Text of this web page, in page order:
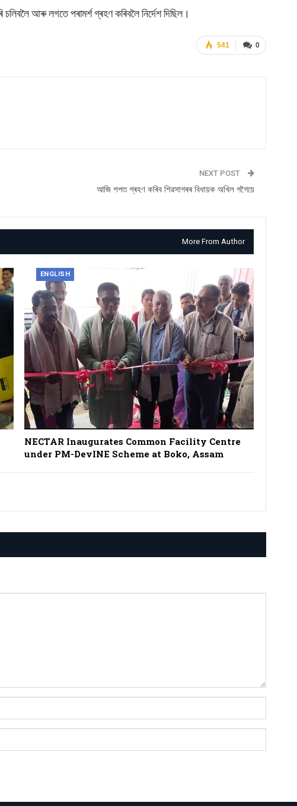
চলিবলৈ আৰু লগতে পৰামৰ্শ গ্ৰহণ কৰিবলৈ নিৰ্দেশ দিছিল।
0
541
NEXT POST
আজি শপত গ্ৰহণ কৰিব শিৱসাগৰৰ বিধায়ক অখিল গগৈয়ে
More From Author
ENGLISH
NECTAR Inaugurates Common Facility Centre
under PM-DevINE Scheme at Boko, Assam